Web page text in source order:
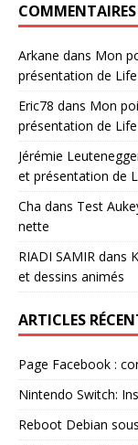
Arkane dans Mon
présentation de
Eric78 dans Mon
présentation de
Jérémie
et présentation de
Cha dans Test
nette
RIADI SAMIR dans
et dessins animés
ARTICLES
Page Facebook :
Nintendo Switch:
Reboot Debian